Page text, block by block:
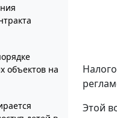
объектов на
Этой